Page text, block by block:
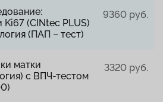
Ki67 (CINtec PLUS)
(ПАП – тест)
9360 руб.
матки
с ВПЧ-тестом
3320 руб.